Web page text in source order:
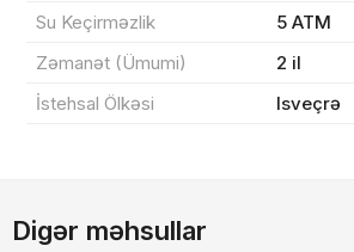
Su Keçirməzlik
5 ATM
Zəmanət (Ümumi)
2 il
İstehsal Ölkəsi
Isveçrə
Digər məhsullar
Alış-verişə davam et